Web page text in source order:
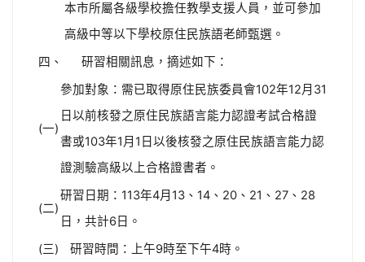
本市所屬各級學校擔任教學支援人員，並可參加
高級中等以下學校原住民族語老師甄選。
四、
研習相關訊息，摘述如下：
(一)
參加對象：需已取得原住民族委員會102年12月31
日以前核發之原住民族語言能力認證考試合格證
書或103年1月1日以後核發之原住民族語言能力認
證測驗高級以上合格證書者。
(二)
研習日期：113年4月13、14、20、21、27、28
日，共計6日。
(三)
研習時間：上午9時至下午4時。